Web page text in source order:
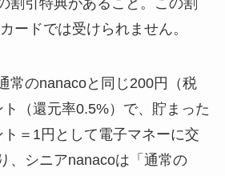
割引特典があること。この割
ードでは受けられません。
常のnanacoと同じ200円（税
（還元率0.5%）で、貯まった
＝1円として電子マネーに交
、シニアnanacoは「通常の